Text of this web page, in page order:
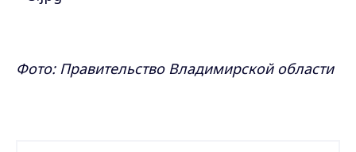
Фото: Правительство Владимирской области